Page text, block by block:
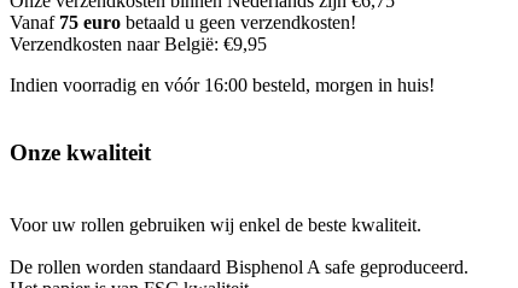
Vanaf 75 euro betaald u geen verzendkosten!
Verzendkosten naar België: €9,95
Indien voorradig en vóór 16:00 besteld, morgen in huis!
Onze kwaliteit
Voor uw rollen gebruiken wij enkel de beste kwaliteit.
De rollen worden standaard Bisphenol A safe geproduceerd.